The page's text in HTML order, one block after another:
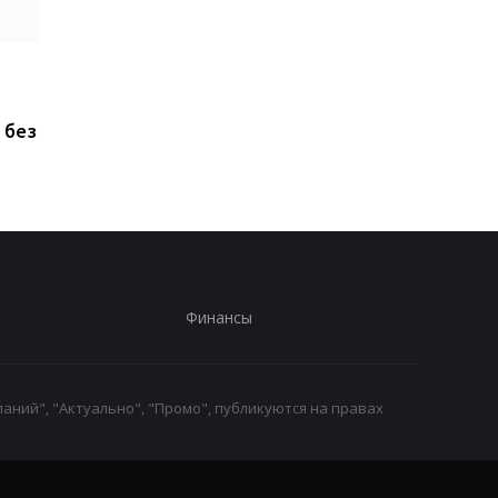
Финансы
"Актуально", "Промо", публикуются на правах